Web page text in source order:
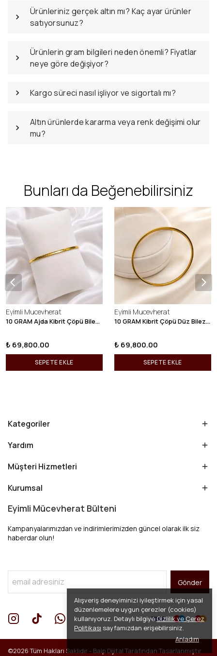
Alışveriş deneyiminizi iyileştirmek için yasal
düzenlemelere uygun çerezler (cookies)
kullanıyoruz. Detaylı bilgiyeGizlilik ve Çerez
Politikası sayfamızdan erişebilirsiniz.
Anladım
Ürünleriniz gerçek altın mı? Kaç ayar ürünler
satıyorsunuz?
Ürünlerin gram bilgileri neden önemli? Fiyatlar
neye göre değişiyor?
Kargo süreci nasıl işliyor ve sigortalı mı?
Altın ürünlerde kararma veya renk değişimi olur
mu?
Bunları da Beğenebilirsiniz
Eyimli Mucevherat
10 GRAM Ajda Kibrit Çöpü Bilezik 22 Ayar 22BLZ003
₺ 69,800.00
SEPETE EKLE
Eyimli Mucevherat
10 GRAM Kibrit Çöpü Düz Bilezik 22 Ayar 22BLZ001
₺ 69,800.00
SEPETE EKLE
Kategoriler
Yardım
Müşteri Hizmetleri
Kurumsal
Eyimli Mücevherat Bülteni
Kampanyalarımızdan ve indirimlerimizden güncel olarak ilk siz
haberdar olun!
Gönder
©2026 Tüm Hakları Saklıdır - Balp Dijital Tarafından Tasarlanmıştır